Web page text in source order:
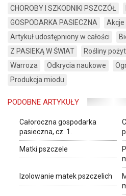
CHOROBY I SZKODNIKI PSZCZÓŁ
GOSPODARKA PASIECZNA
Akcje
Artykuł udostępniony w całości
Z PASIEKĄ W ŚWIAT
Rośliny
Warroza
Odkrycia naukowe
Produkcja miodu
PODOBNE ARTYKUŁY
Całoroczna gospodarka
pasieczna, cz. 1.
Matki pszczele
Izolowanie matek pszczelich